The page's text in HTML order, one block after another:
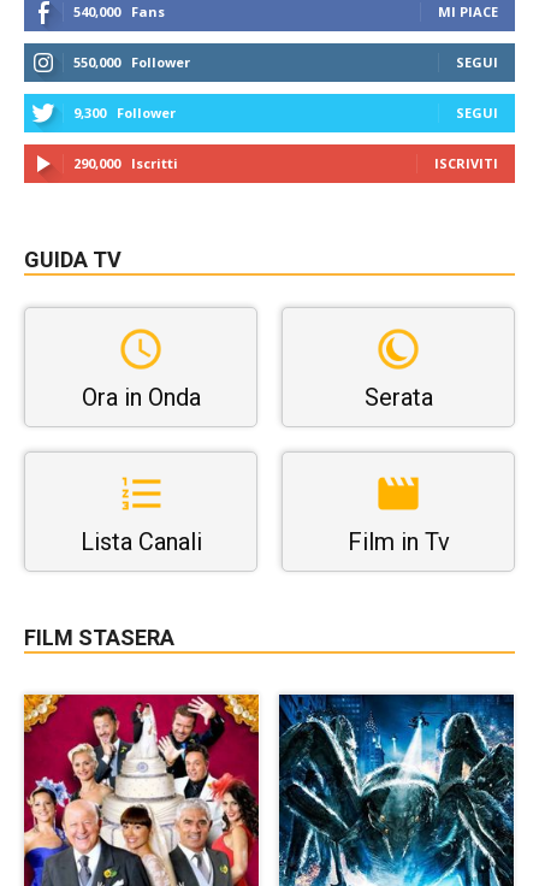
540,000 Fans MI PIACE
550,000 Follower SEGUI
9,300 Follower SEGUI
290,000 Iscritti ISCRIVITI
GUIDA TV
Ora in Onda Serata
Lista Canali Film in Tv
FILM STASERA